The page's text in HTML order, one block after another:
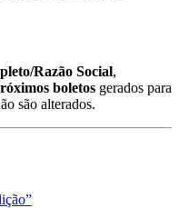
Razão Social,
boletos gerados para
são alterados.